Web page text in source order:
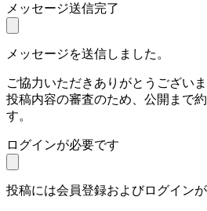
メッセージ送信完了
メッセージを送信しました。
ご協力いただきありがとうございま
投稿内容の審査のため、公開まで
す。
ログインが必要です
投稿には会員登録およびログイン